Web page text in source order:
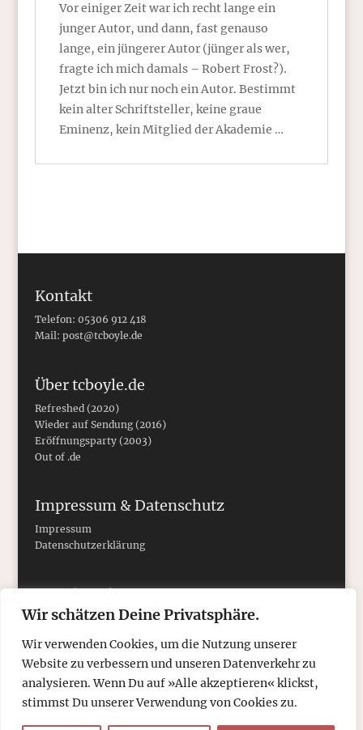
Wir schätzen Deine Privatsphäre.
Wir verwenden Cookies, um die Nutzung unserer
Website zu verbessern und unseren Datenverkehr zu
analysieren. Wenn Du auf »Alle akzeptieren« klickst,
stimmst Du unserer Verwendung von Cookies zu.
Vor einiger Zeit war ich recht lange ein
junger Autor, und dann, fast genauso
lange, ein jüngerer Autor (jünger als wer,
fragte ich mich damals – Robert Frost?).
Jetzt bin ich nur noch ein Autor. Bestimmt
kein alter Schriftsteller, keine graue
Eminenz, kein Mitglied der Akademie …
Kontakt
Telefon: 05306 912 418
Mail: post@tcboyle.de
Über tcboyle.de
Refreshed (2020)
Wieder auf Sendung (2016)
Eröffnungsparty (2003)
Out of .de
Impressum & Datenschutz
Impressum
Datenschutzerklärung
Social Media